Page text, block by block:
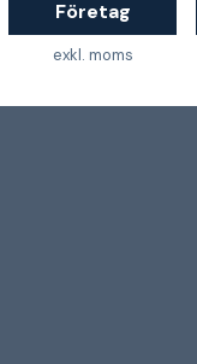
Företag
exkl. moms